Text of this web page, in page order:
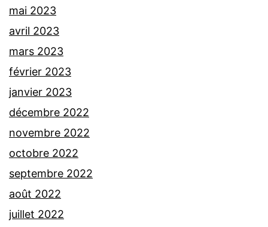
mai 2023
avril 2023
mars 2023
février 2023
janvier 2023
décembre 2022
novembre 2022
octobre 2022
septembre 2022
août 2022
juillet 2022